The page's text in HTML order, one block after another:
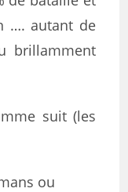
…. autant de
brillamment
suit (les
ou